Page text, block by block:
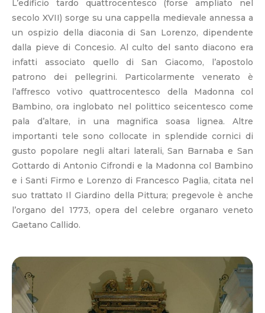
L’edificio tardo quattrocentesco (forse ampliato nel
secolo XVII) sorge su una cappella medievale annessa a
un ospizio della diaconia di San Lorenzo, dipendente
dalla pieve di Concesio. Al culto del santo diacono era
infatti associato quello di San Giacomo, l’apostolo
patrono dei pellegrini. Particolarmente venerato è
l’affresco votivo quattrocentesco della Madonna col
Bambino, ora inglobato nel polittico seicentesco come
pala d’altare, in una magnifica soasa lignea. Altre
importanti tele sono collocate in splendide cornici di
gusto popolare negli altari laterali, San Barnaba e San
Gottardo di Antonio Cifrondi e la Madonna col Bambino
e i Santi Firmo e Lorenzo di Francesco Paglia, citata nel
suo trattato Il Giardino della Pittura; pregevole è anche
l’organo del 1773, opera del celebre organaro veneto
Gaetano Callido.